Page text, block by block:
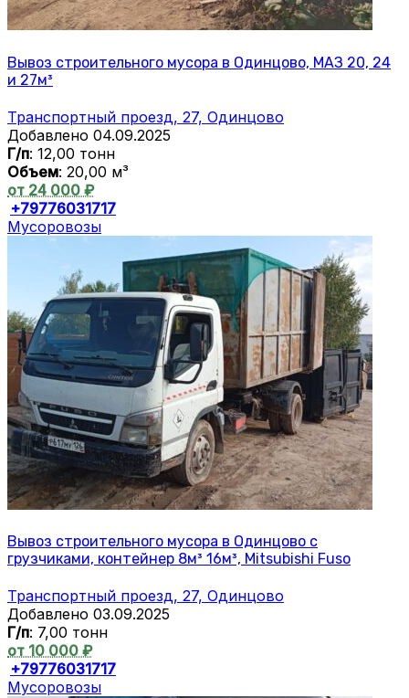
Вывоз строительного мусора в Одинцово, МАЗ 20, 24
и 27м³
Транспортный проезд, 27, Одинцово
Добавлено 04.09.2025
Г/п: 12,00 тонн
Объем: 20,00 м³
от 24 000 ₽
+79776031717
Мусоровозы
Вывоз строительного мусора в Одинцово с
грузчиками, контейнер 8м³ 16м³, Mitsubishi Fuso
Транспортный проезд, 27, Одинцово
Добавлено 03.09.2025
Г/п: 7,00 тонн
от 10 000 ₽
+79776031717
Мусоровозы